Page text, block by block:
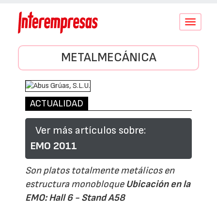
Conmutar
METALMECÁNICA
ACTUALIDAD
Ver más artículos sobre:
EMO 2011
Son platos totalmente metálicos en
estructura monobloque Ubicación en la
EMO: Hall 6 - Stand A58